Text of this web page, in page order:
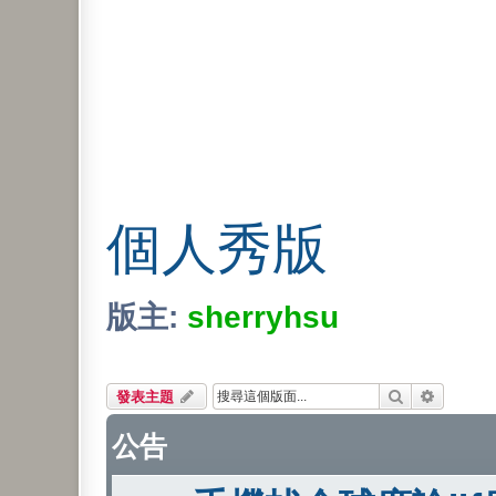
個人秀版
版主: sherryhsu
發表主題 搜尋
公告